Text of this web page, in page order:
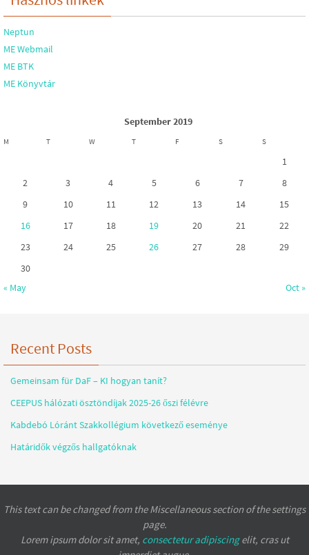
Neptun
ME Webmail
ME BTK
ME Könyvtár
September 2019
M T W T F S S
« May Oct »
1
2
3 4 5 6 7
8
9
10 11 12 13 14
15
16
17 18 19 20 21
22
23
24 25 26 27 28
29
30
Recent Posts
Gemeinsam für DaF – KI hogyan tanít?
CEEPUS hálózati ösztöndíjak 2025-26 őszi félévre
Kabdebó Lóránt Szakkollégium következő eseménye
Határidők végzős hallgatóknak
This text can be changed from the Miscellaneous section of the settings
page.
Lorem ipsumdolor sit amet, consectetur adipiscingelit, cras ut